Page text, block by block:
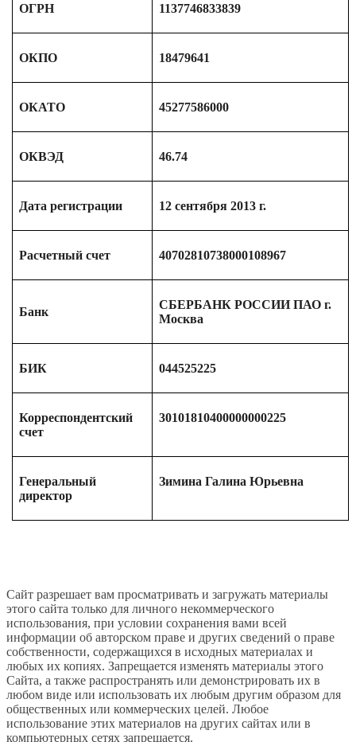
ОГРН 1137746833839
ОКПО 18479641
ОКАТО 45277586000
ОКВЭД 46.74
Дата регистрации 12 сентября 2013 г.
Расчетный счет 40702810738000108967
Банк
СБЕРБАНК РОССИИ ПАО г.
Москва
БИК 044525225
Корреспондентский
счет
30101810400000000225
Генеральный
директор
Зимина Галина Юрьевна
Сайт разрешает вам просматривать и загружать материалы
этого сайта только для личного некоммерческого
использования, при условии сохранения вами всей
информации об авторском праве и других сведений о праве
собственности, содержащихся в исходных материалах и
любых их копиях. Запрещается изменять материалы этого
Сайта, а также распространять или демонстрировать их в
любом виде или использовать их любым другим образом для
общественных или коммерческих целей. Любое
использование этих материалов на других сайтах или в
компьютерных сетях запрещается.